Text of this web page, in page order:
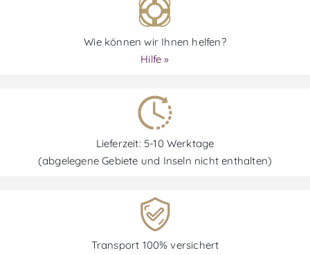
Wie können wir Ihnen helfen?
Hilfe »
Lieferzeit: 5-10 Werktage
(abgelegene Gebiete und Inseln nicht enthalten)
Transport 100% versichert